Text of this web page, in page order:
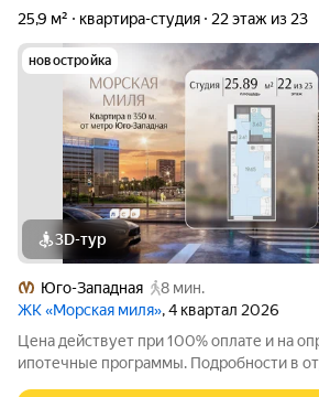
25,9 м²
квартира-студия 22 этаж из 23
новостройка
3D-тур
Юго-Западная
8 мин.
ЖК «Морская миля», 4 квартал 2026
Цена действует при 100% оплате и на
ипотечные программы. Подробности в отделе продаж по